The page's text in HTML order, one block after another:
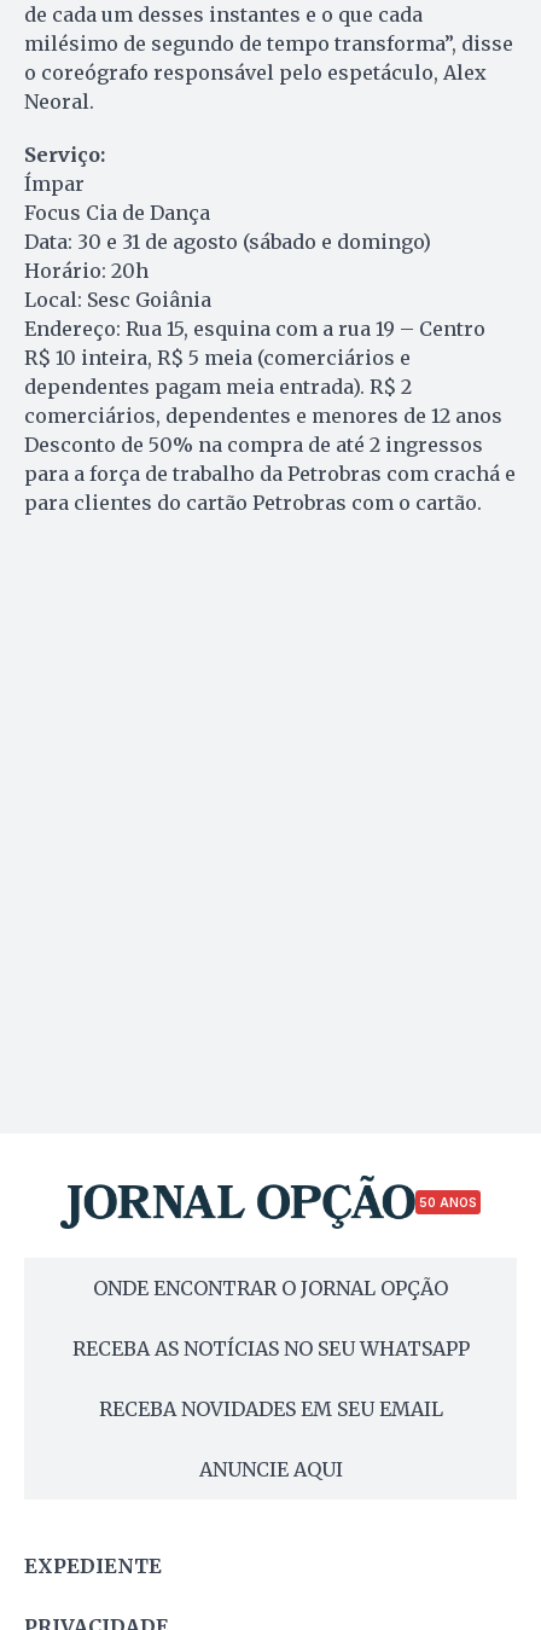
de cada um desses instantes e o que cada
milésimo de segundo de tempo transforma”, disse
o coreógrafo responsável pelo espetáculo, Alex
Neoral.
Serviço:
Ímpar
Focus Cia de Dança
Data: 30 e 31 de agosto (sábado e domingo)
Horário: 20h
Local: Sesc Goiânia
Endereço: Rua 15, esquina com a rua 19 – Centro
R$ 10 inteira, R$ 5 meia (comerciários e
dependentes pagam meia entrada). R$ 2
comerciários, dependentes e menores de 12 anos
Desconto de 50% na compra de até 2 ingressos
para a força de trabalho da Petrobras com crachá e
para clientes do cartão Petrobras com o cartão.
50 ANOS
ONDE ENCONTRAR O JORNAL OPÇÃO
RECEBA AS NOTÍCIAS NO SEU WHATSAPP
RECEBA NOVIDADES EM SEU EMAIL
ANUNCIE AQUI
EXPEDIENTE